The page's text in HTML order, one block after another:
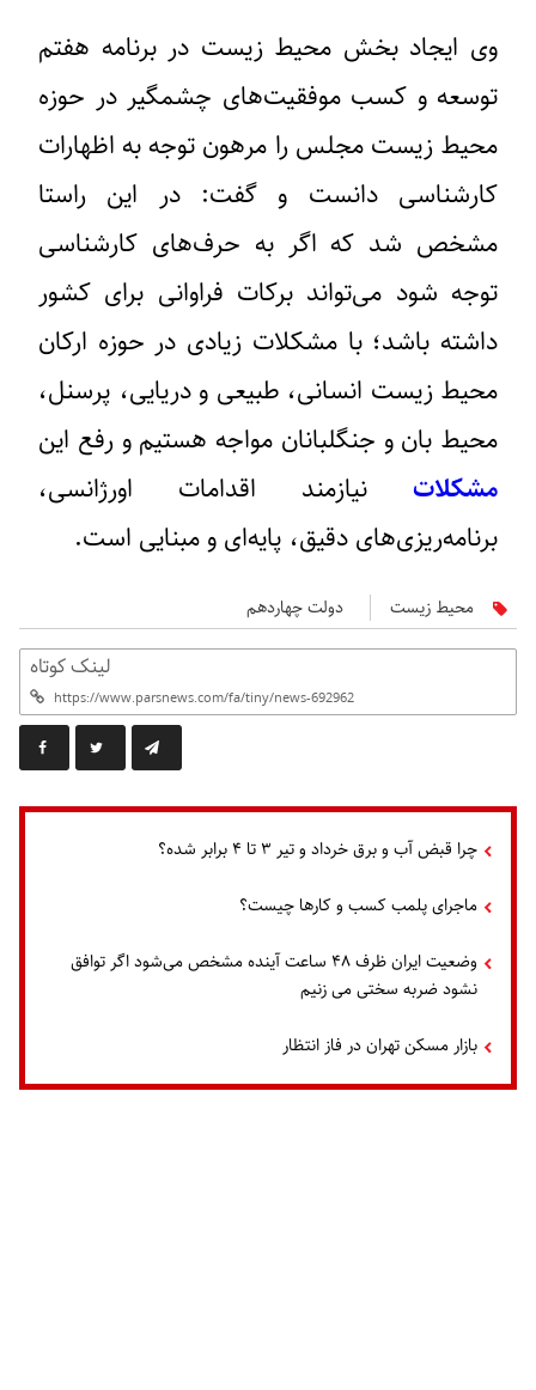
وی ایجاد بخش محیط زیست در برنامه هفتم
توسعه و کسب موفقیت‌های چشمگیر در حوزه
محیط زیست مجلس را مرهون توجه به اظهارات
کارشناسی دانست و گفت: در این راستا
مشخص شد که اگر به حرف‌های کارشناسی
توجه شود می‌تواند برکات فراوانی برای کشور
داشته باشد؛ با مشکلات زیادی در حوزه ارکان
محیط زیست انسانی، طبیعی و دریایی، پرسنل،
محیط بان و جنگلبانان مواجه هستیم و رفع این
مشکلات نیازمند اقدامات اورژانسی،
برنامه‌ریزی‌های دقیق، پایه‌ای و مبنایی است.
محیط زیست دولت چهاردهم
لینک کوتاه
چرا قبض آب و برق خرداد و تیر ۳ تا ۴ برابر شده؟
ماجرای پلمب کسب و کارها چیست؟
وضعیت ایران ظرف ۴۸ ساعت آینده مشخص می‌شود اگر توافق
نشود ضربه سختی می زنیم
بازار مسکن تهران در فاز انتظار